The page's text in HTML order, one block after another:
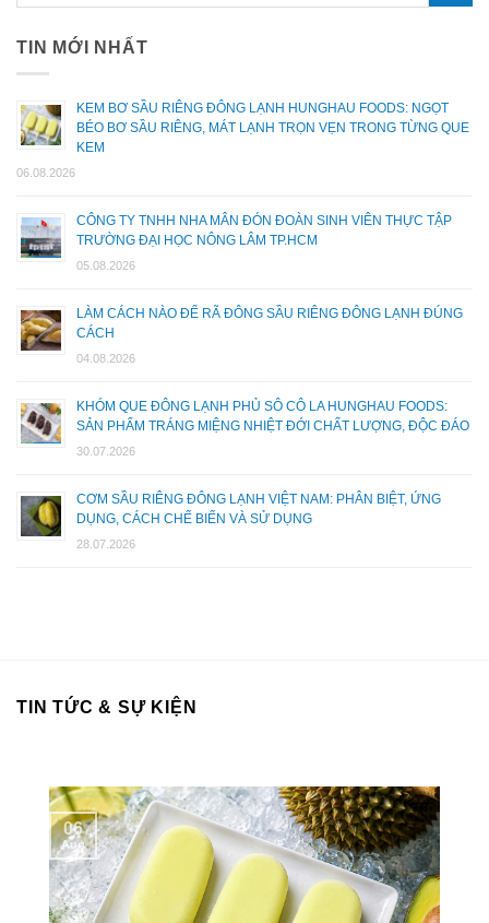
TIN MỚI NHẤT
KEM BƠ SẦU RIÊNG ĐÔNG LẠNH HUNGHAU FOODS: NGỌT
BÉO BƠ SẦU RIÊNG, MÁT LẠNH TRỌN VẸN TRONG TỪNG QUE
KEM
06.08.2026
CÔNG TY TNHH NHA MÂN ĐÓN ĐOÀN SINH VIÊN THỰC TẬP
TRƯỜNG ĐẠI HỌC NÔNG LÂM TP.HCM
05.08.2026
LÀM CÁCH NÀO ĐỂ RÃ ĐÔNG SẦU RIÊNG ĐÔNG LẠNH ĐÚNG
CÁCH
04.08.2026
KHÓM QUE ĐÔNG LẠNH PHỦ SÔ CÔ LA HUNGHAU FOODS:
SẢN PHẨM TRÁNG MIỆNG NHIỆT ĐỚI CHẤT LƯỢNG, ĐỘC ĐÁO
30.07.2026
CƠM SẦU RIÊNG ĐÔNG LẠNH VIỆT NAM: PHÂN BIỆT, ỨNG
DỤNG, CÁCH CHẾ BIẾN VÀ SỬ DỤNG
28.07.2026
TIN TỨC & SỰ KIỆN
06
Aug